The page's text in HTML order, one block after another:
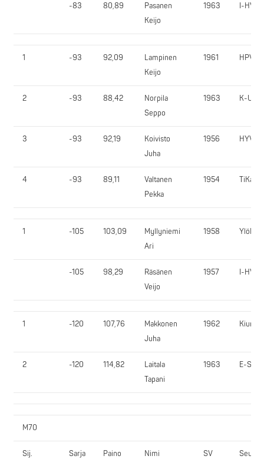
-83 80,89
Pasanen
Keijo
1963 I-HV
1 -93 92,09
Lampinen
Keijo
1961 HPV
2 -93 88,42
Norpila
Seppo
1963 K-UV
3 -93 92,19
Koivisto
Juha
1956 HYV
4 -93 89,11
Valtanen
Pekka
1954 TiKa
1 -105 103,09
Myllyniemi
Ari
1958 YlöR
-105 98,29
Räsänen
Veijo
1957 I-HV
1 -120 107,76
Makkonen
Juha
1962 KiurU
2 -120 114,82
Laitala
Tapani
1963 E-SV
M70
Sij. Sarja Paino Nimi SV Seura